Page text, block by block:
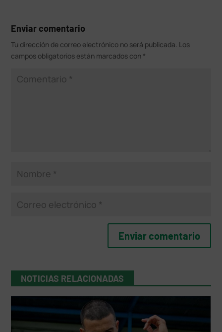
Enviar comentario
Tu dirección de correo electrónico no será publicada. Los
campos obligatorios están marcados con *
NOTICIAS RELACIONADAS